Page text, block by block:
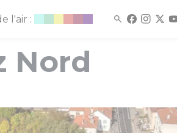
l'air :
Nord